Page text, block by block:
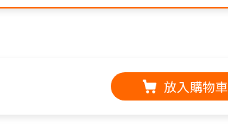
放入購物車